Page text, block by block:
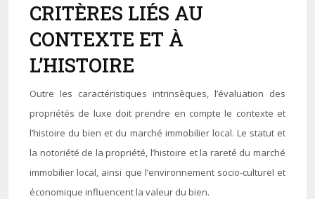
CRITÈRES LIÉS AU
CONTEXTE ET À
L’HISTOIRE
Outre les caractéristiques intrinsèques, l’évaluation des
propriétés de luxe doit prendre en compte le contexte et
l’histoire du bien et du marché immobilier local. Le statut et
la notoriété de la propriété, l’histoire et la rareté du marché
immobilier local, ainsi que l’environnement socio-culturel et
économique influencent la valeur du bien.